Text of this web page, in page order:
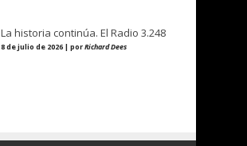
La historia continúa. El Radio 3.248
8 de julio de 2026 | porRichard Dees